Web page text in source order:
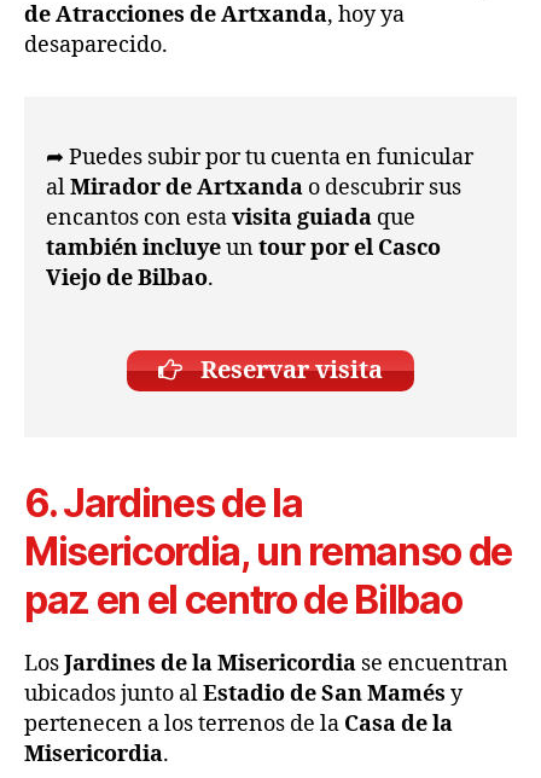
de Atracciones de Artxanda, hoy ya
desaparecido.
➦ Puedes subir por tu cuenta en funicular
alMirador de Artxanda o descubrir sus
encantos con estavisita guiada que
también incluyeuntour por el Casco
Viejo de Bilbao.
Reservar visita
6. Jardines de la
Misericordia, un remanso de
paz en el centro de Bilbao
LosJardines de la Misericordia se encuentran
ubicados junto alEstadio de San Mamés y
pertenecen a los terrenos de la Casa de la
Misericordia.